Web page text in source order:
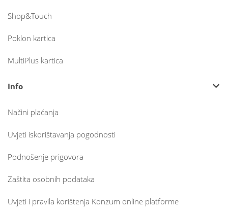
Shop&Touch
Poklon kartica
MultiPlus kartica
Info
Načini plaćanja
Uvjeti iskorištavanja pogodnosti
Podnošenje prigovora
Zaštita osobnih podataka
Uvjeti i pravila korištenja Konzum online platforme